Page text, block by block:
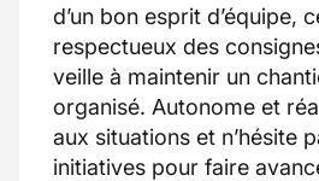
d’un bon esprit d’équipe,
respectueux des
veille à maintenir un
organisé. Autonome et
aux situations et n’hésite
initiatives pour faire